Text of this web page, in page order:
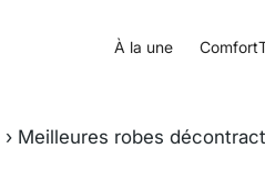
À la une
› Meilleures robes